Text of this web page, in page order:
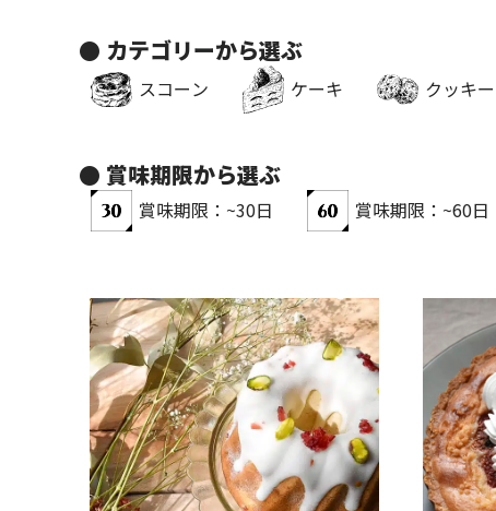
● カテゴリーから選ぶ​
スコーン ケーキ クッキー
● 賞味期限から選ぶ
賞味期限：~30日 賞味期限：~60日